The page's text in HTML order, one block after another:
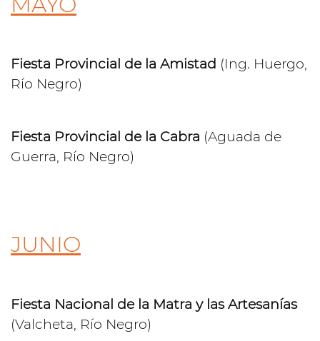
Fiesta Provincial de la Amistad (Ing. Huergo,
Río Negro)
Fiesta Provincial de la Cabra (Aguada de
Guerra, Río Negro)
JUNIO
Fiesta Nacional de la Matra y las Artesanías
(Valcheta, Río Negro)